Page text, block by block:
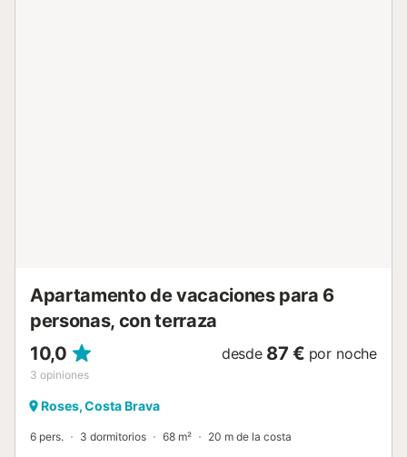
Apartamento de vacaciones para 6
personas, con terraza
10,0
3 opiniones
desde 87 € por noche
Roses, Costa Brava
6 pers. 3 dormitorios 68 m² 20 m de la costa